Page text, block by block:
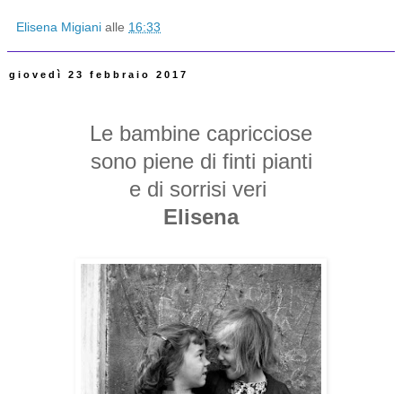
Elisena Migiani alle 16:33
giovedì 23 febbraio 2017
Le bambine capricciose
sono piene di finti pianti
e di sorrisi veri
Elisena